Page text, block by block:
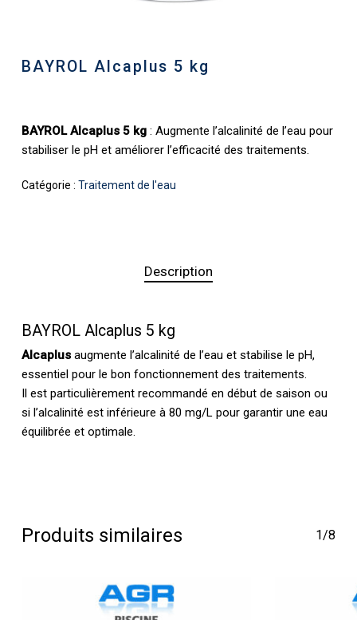
BAYROL Alcaplus 5 kg
BAYROL Alcaplus 5 kg: Augmente l’alcalinité de l’eau pour
stabiliser le pH et améliorer l’efficacité des traitements.
Catégorie : Traitement de l'eau
Description
BAYROL Alcaplus 5 kg
Alcaplusaugmente l’alcalinité de l’eau et stabilise le pH,
essentiel pour le bon fonctionnement des traitements.
Il est particulièrement recommandé en début de saison ou
si l’alcalinité est inférieure à 80 mg/L pour garantir une eau
équilibrée et optimale.
Produits similaires 1/8